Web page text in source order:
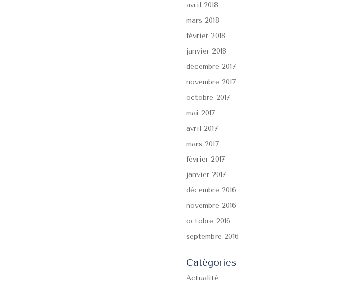
avril 2018
mars 2018
février 2018
janvier 2018
décembre 2017
novembre 2017
octobre 2017
mai 2017
avril 2017
mars 2017
février 2017
janvier 2017
décembre 2016
novembre 2016
octobre 2016
septembre 2016
Catégories
Actualité